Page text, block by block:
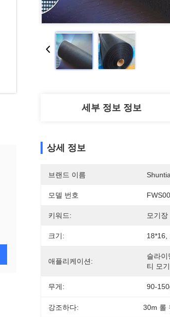
세부 정보 정보
상세 정보
브랜드 이름
모델 번호
키워드: 모기장
크기: 18*16,
애플리케이션:
슬라
티 모
무게: 90-
강조하다: 30m 롤